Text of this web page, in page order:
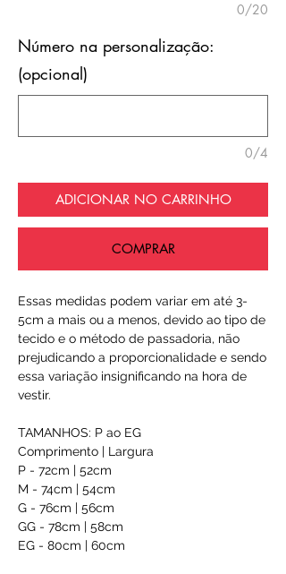
0/20
Número na personalização:
(opcional)
0/4
ADICIONAR NO CARRINHO
COMPRAR
Essas medidas podem variar em até 3-
5cm a mais ou a menos, devido ao tipo de
tecido e o método de passadoria, não
prejudicando a proporcionalidade e sendo
essa variação insignificando na hora de
vestir.
TAMANHOS: P ao EG
Comprimento | Largura
P - 72cm | 52cm
M - 74cm | 54cm
G - 76cm | 56cm
GG - 78cm | 58cm
EG - 80cm | 60cm